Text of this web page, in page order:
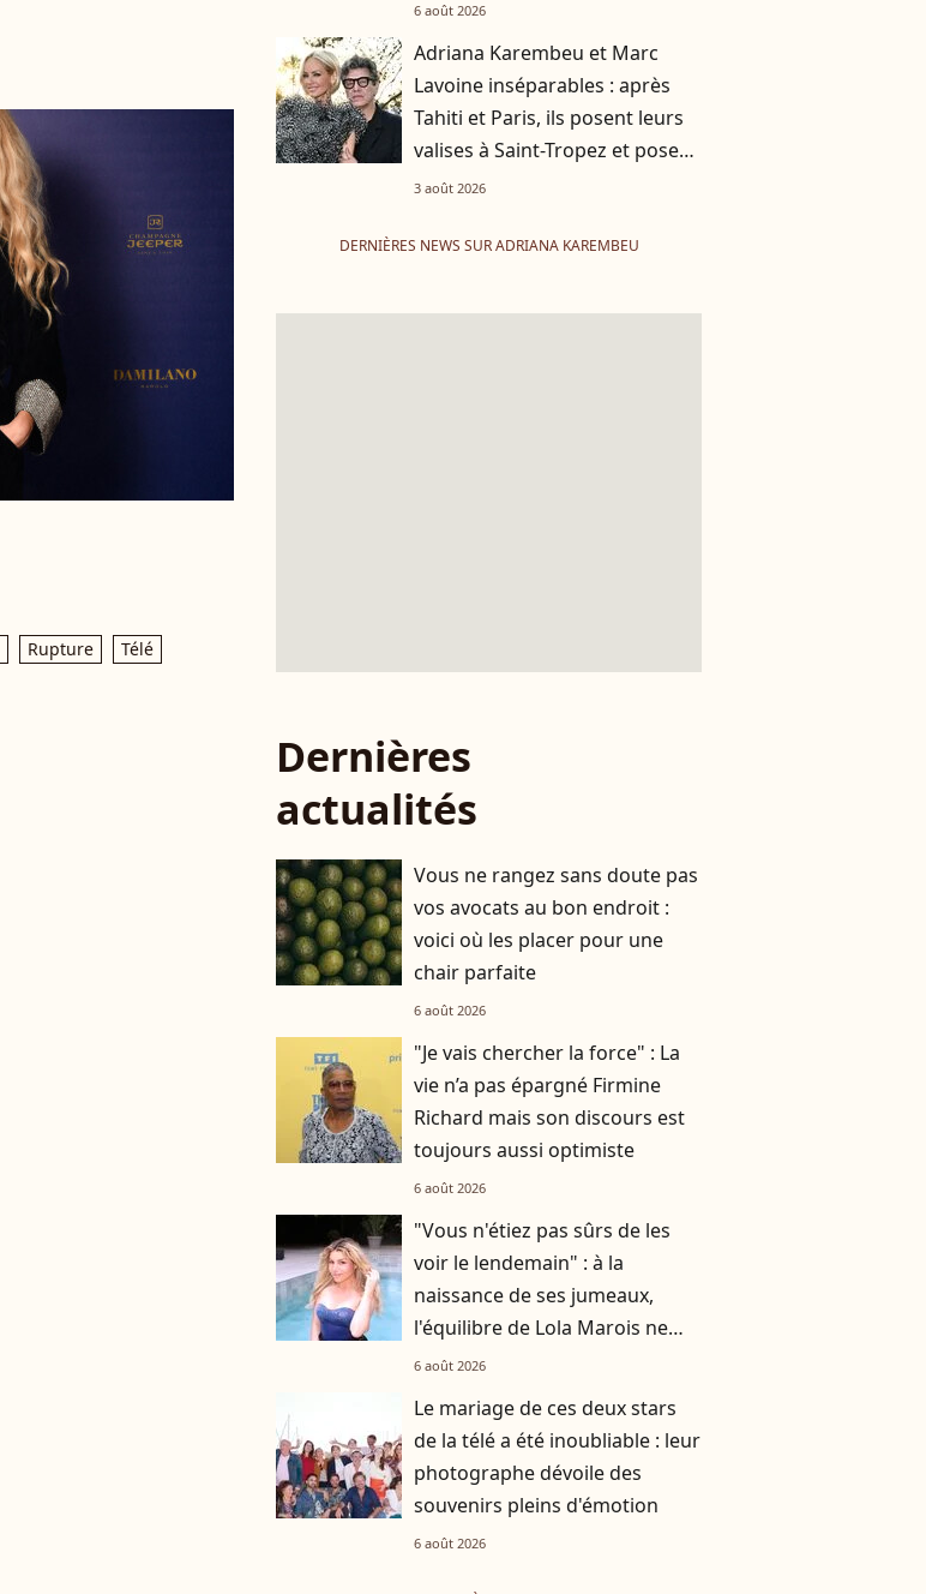
Rupture Télé
6 août 2026
Adriana Karembeu et Marc
Lavoine inséparables : après
Tahiti et Paris, ils posent leurs
valises à Saint-Tropez et posent
pour une photo
3 août 2026
DERNIÈRES NEWS SUR ADRIANA KAREMBEU
Dernières
actualités
Vous ne rangez sans doute pas
vos avocats au bon endroit :
voici où les placer pour une
chair parfaite
6 août 2026
"Je vais chercher la force" : La
vie n’a pas épargné Firmine
Richard mais son discours est
toujours aussi optimiste
6 août 2026
"Vous n'étiez pas sûrs de les
voir le lendemain" : à la
naissance de ses jumeaux,
l'équilibre de Lola Marois ne
tenait qu'à un fil
6 août 2026
Le mariage de ces deux stars
de la télé a été inoubliable : leur
photographe dévoile des
souvenirs pleins d'émotion
6 août 2026